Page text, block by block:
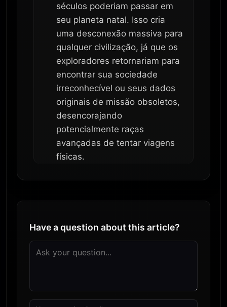
séculos poderiam passar em
seu planeta natal. Isso cria
uma desconexão massiva para
qualquer civilização, já que os
exploradores retornariam para
encontrar sua sociedade
irreconhecível ou seus dados
originais de missão obsoletos,
desencorajando
potencialmente raças
avançadas de tentar viagens
físicas.
Have a question about this article?